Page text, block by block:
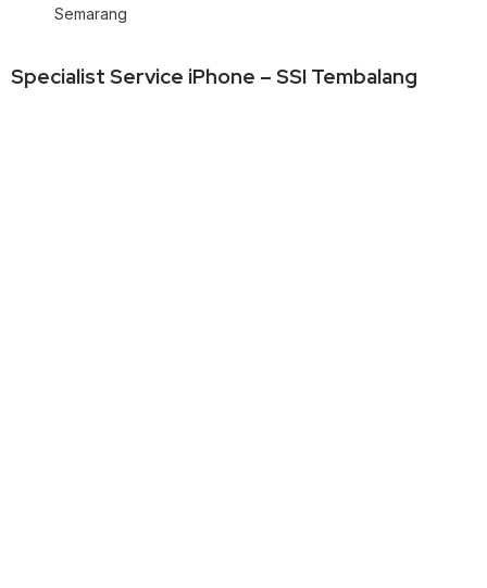
Semarang
Specialist Service iPhone – SSI Tembalang